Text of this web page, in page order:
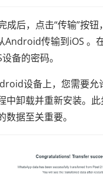
成后，点击“传输”按钮
Android传输到iOS 。
备的密码。
设备上，您需要允
中卸载并重新安装。
据至关重要。